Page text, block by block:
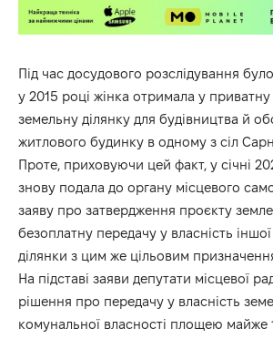
Під час досудового розслідування
у 2015 році жінка отримала у приватну
земельну ділянку для будівництва й
житлового будинку в одному з сіл
Проте, приховуючи цей факт, у січні
знову подала до органу місцевого
заяву про затвердження проєкту
безоплатну передачу у власність
ділянки з цим же цільовим
На підставі заяви депутати місцевої
рішення про передачу у власність
комунальної власності площею майже